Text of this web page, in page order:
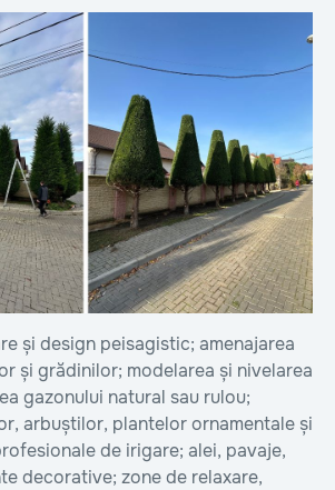
și design peisagistic; amenajarea
și grădinilor; modelarea și nivelarea
gazonului natural sau rulou;
arbuștilor, plantelor ornamentale și
de irigare; alei, pavaje,
decorative; zone de relaxare,